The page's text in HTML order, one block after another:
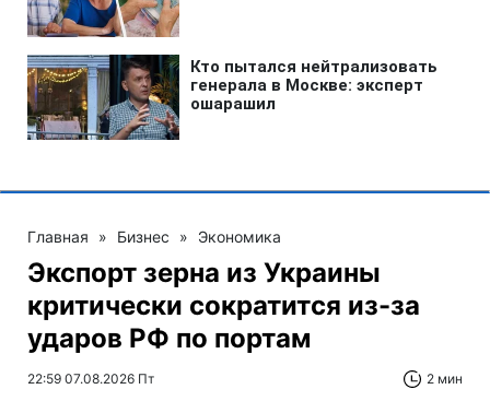
Главная » Бизнес » Экономика
Экспорт зерна из Украины
критически сократится из-за
ударов РФ по портам
22:59 07.08.2026 Пт 2 мин